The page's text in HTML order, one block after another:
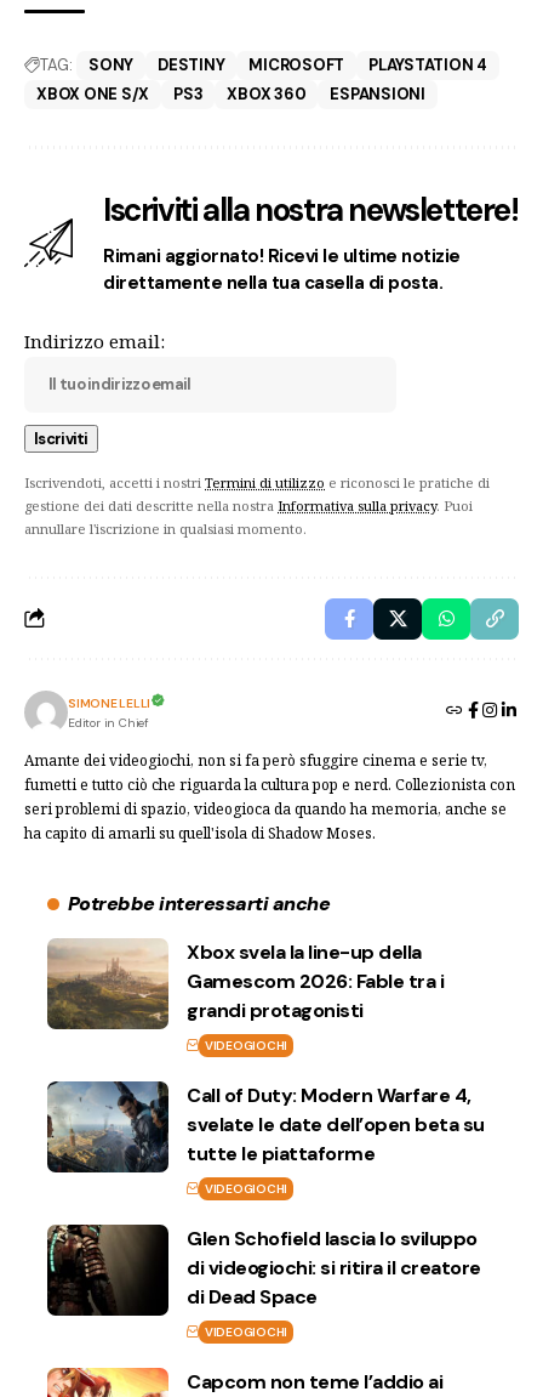
TAG: SONY DESTINY MICROSOFT
PLAYSTATION 4
XBOX ONE S/X
PS3 XBOX 360 ESPANSIONI
Iscriviti alla nostra newslettere!
Rimani aggiornato! Ricevi le ultime notizie
direttamente nella tua casella di posta.
Indirizzo email:
Iscrivendoti, accetti i nostri Termini di utilizzo e riconosci le pratiche di
gestione dei dati descritte nella nostra Informativa sulla privacy. Puoi
annullare l'iscrizione in qualsiasi momento.
SIMONE LELLI
Editor in Chief
Amante dei videogiochi, non si fa però sfuggire cinema e serie tv,
fumetti e tutto ciò che riguarda la cultura pop e nerd. Collezionista con
seri problemi di spazio, videogioca da quando ha memoria, anche se
ha capito di amarli su quell'isola di Shadow Moses.
Potrebbe interessarti anche
Xbox svela la line-up della
Gamescom 2026: Fable tra i
grandi protagonisti
VIDEOGIOCHI
Call of Duty: Modern Warfare 4,
svelate le date dell’open beta su
tutte le piattaforme
VIDEOGIOCHI
Glen Schofield lascia lo sviluppo
di videogiochi: si ritira il creatore
di Dead Space
VIDEOGIOCHI
Capcom non teme l’addio ai